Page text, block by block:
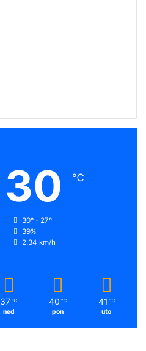
30 ℃
30º - 27º
39%
2.34 km/h
37 ℃
ned
40 ℃
pon
41 ℃
uto